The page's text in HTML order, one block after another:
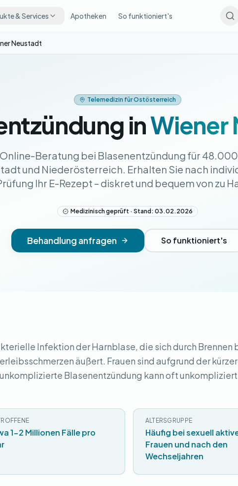
& Services Apotheken So funktioniert's
Neustadt
Telemedizin für Ostösterreich
inWiener
Beratung bei Blasenentzündung für
und Niederösterreich. Erhalten Sie nach
Ihr E-Rezept – diskret und bequem von zu
Medizinisch geprüft · Stand: 03.02.2026
Behandlung anfragen So funktioniert's
Infektion der Harnblase, die sich durch Brennen
äußert. Frauen sind aufgrund der
Blasenentzündung kann oft unkompliziert
1-2 Millionen Fälle pro
ALTERSGRUPPE
Häufig bei sexuell
Frauen und nach den
Wechseljahren